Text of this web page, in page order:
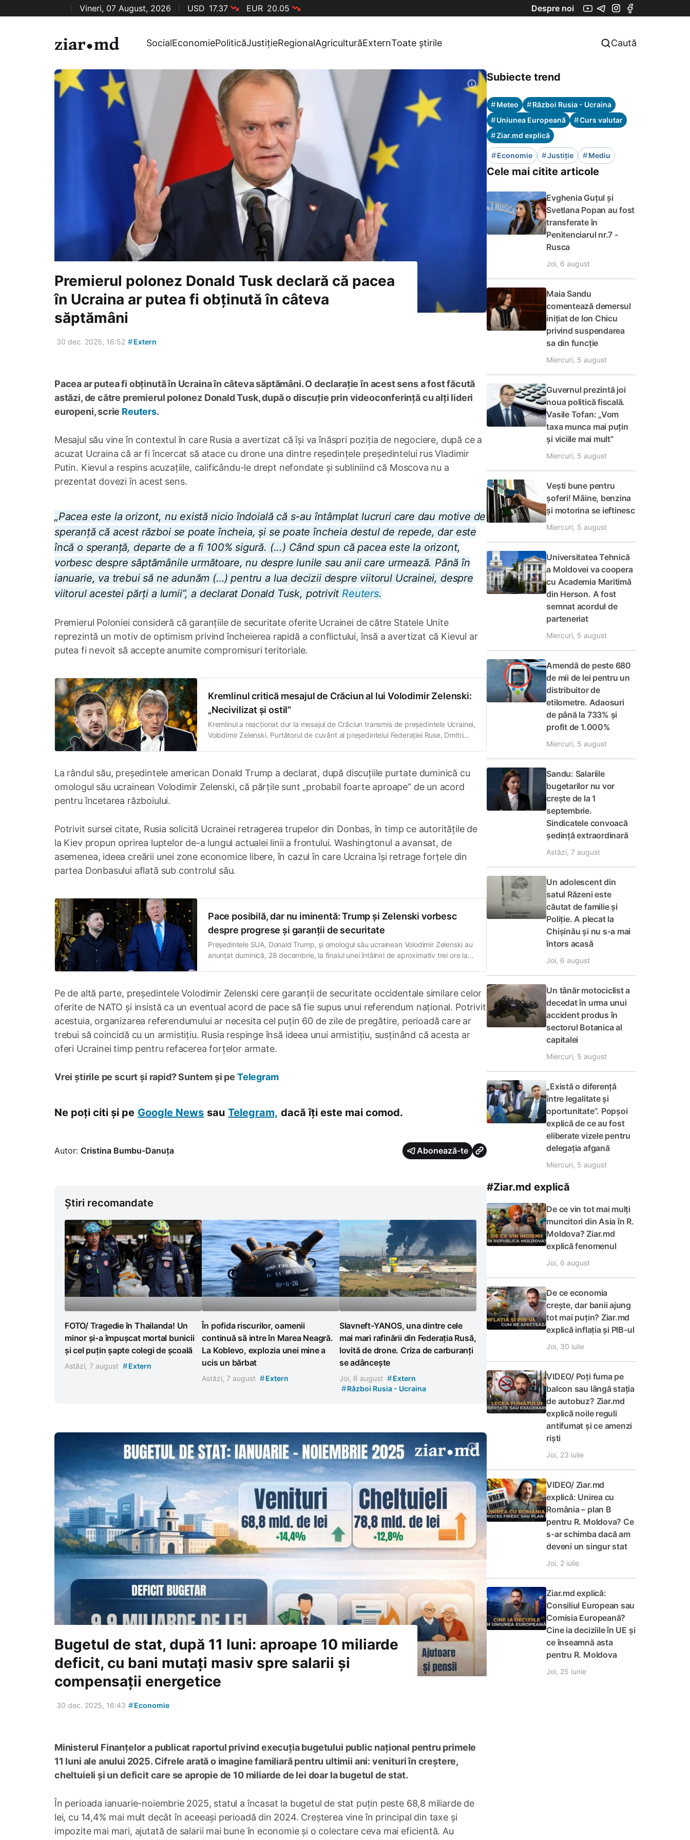
Vineri, 07 August, 2026 USD 17.37 EUR 20.05 Despre noi
SocialEconomiePoliticăJustițieRegionalAgriculturăExternToate știrile Caută
Premierul polonez Donald Tusk declară că pacea
în Ucraina ar putea fi obținută în câteva
săptămâni
30 dec. 2025, 16:52 #Extern
Pacea ar putea fi obținută în Ucraina în câteva săptămâni. O declarație în acest sens a fost făcută
astăzi, de către premierul polonez Donald Tusk, după o discuție prin videoconferință cu alți lideri
europeni, scrie Reuters.
Mesajul său vine în contextul în care Rusia a avertizat că își va înăspri poziția de negociere, după ce a
acuzat Ucraina că ar fi încercat să atace cu drone una dintre reședințele președintelui rus Vladimir
Putin. Kievul a respins acuzațiile, calificându-le drept nefondate și subliniind că Moscova nu a
prezentat dovezi în acest sens.
„Pacea este la orizont, nu există nicio îndoială că s-au întâmplat lucruri care dau motive de
speranță că acest război se poate încheia, și se poate încheia destul de repede, dar este
încă o speranță, departe de a fi 100% sigură. (...) Când spun că pacea este la orizont,
vorbesc despre săptămânile următoare, nu despre lunile sau anii care urmează. Până în
ianuarie, va trebui să ne adunăm (…) pentru a lua decizii despre viitorul Ucrainei, despre
viitorul acestei părți a lumii”, a declarat Donald Tusk, potrivit Reuters.
Premierul Poloniei consideră că garanțiile de securitate oferite Ucrainei de către Statele Unite
reprezintă un motiv de optimism privind încheierea rapidă a conflictului, însă a avertizat că Kievul ar
putea fi nevoit să accepte anumite compromisuri teritoriale.
Kremlinul critică mesajul de Crăciun al lui Volodimir Zelenski:
„Necivilizat și ostil”
Kremlinul a reacționat dur la mesajul de Crăciun transmis de președintele Ucrainei,
Volodimir Zelenski. Purtătorul de cuvânt al președintelui Federației Ruse, Dmitri
La rândul său, președintele american Donald Trump a declarat, după discuțiile purtate duminică cu
omologul său ucrainean Volodimir Zelenski, că părțile sunt „probabil foarte aproape” de un acord
pentru încetarea războiului.
Potrivit sursei citate, Rusia solicită Ucrainei retragerea trupelor din Donbas, în timp ce autoritățile de
la Kiev propun oprirea luptelor de-a lungul actualei linii a frontului. Washingtonul a avansat, de
asemenea, ideea creării unei zone economice libere, în cazul în care Ucraina își retrage forțele din
partea Donbasului aflată sub controlul său.
Pace posibilă, dar nu iminentă: Trump și Zelenski vorbesc
despre progrese și garanții de securitate
Președintele SUA, Donald Trump, și omologul său ucrainean Volodimir Zelenski au
anunțat duminică, 28 decembrie, la finalul unei întâlniri de aproximativ trei ore la
de un potențial acord
Pe de altă parte, președintele Volodimir Zelenski cere garanții de securitate occidentale similare celor
oferite de NATO și insistă ca un eventual acord de pace să fie supus unui referendum național. Potrivit
acestuia, organizarea referendumului ar necesita cel puțin 60 de zile de pregătire, perioadă care ar
trebui să coincidă cu un armistițiu. Rusia respinge însă ideea unui armistițiu, susținând că acesta ar
oferi Ucrainei timp pentru refacerea forțelor armate.
Vrei știrile pe scurt și rapid? Suntem și pe Telegram
Ne poți citi și pe Google News sau Telegram, dacă îți este mai comod.
Autor: Cristina Bumbu-Danuța Abonează-te
Știri recomandate
FOTO/ Tragedie în Thailanda! Un
minor și-a împușcat mortal bunicii
și cel puțin șapte colegi de școală
Astăzi, 7 august #Extern
În pofida riscurilor, oamenii
continuă să intre în Marea Neagră.
La Koblevo, explozia unei mine a
ucis un bărbat
Astăzi, 7 august #Extern
Slavneft-YANOS, una dintre cele
mai mari rafinării din Federația Rusă,
lovită de drone. Criza de carburanți
se adâncește
Joi, 6 august #Extern
#Război Rusia - Ucraina
Bugetul de stat, după 11 luni: aproape 10 miliarde
deficit, cu bani mutați masiv spre salarii și
compensații energetice
30 dec. 2025, 16:43 #Economie
Ministerul Finanțelor a publicat raportul privind execuția bugetului public național pentru primele
11 luni ale anului 2025. Cifrele arată o imagine familiară pentru ultimii ani: venituri în creștere,
cheltuieli și un deficit care se apropie de 10 miliarde de lei doar la bugetul de stat.
În perioada ianuarie-noiembrie 2025, statul a încasat la bugetul de stat puțin peste 68,8 miliarde de
lei, cu 14,4% mai mult decât în aceeași perioadă din 2024. Creșterea vine în principal din taxe și
impozite mai mari, ajutată de salarii mai bune în economie și o colectare ceva mai eficientă. Au
Subiecte trend
#Meteo #Război Rusia - Ucraina
#Uniunea Europeană #Curs valutar
#Ziar.md explică
#Economie #Justiție #Mediu
Cele mai citite articole
Evghenia Guțul și
Svetlana Popan au fost
transferate în
Penitenciarul nr.7 -
Rusca
Joi, 6 august
Maia Sandu
comentează demersul
inițiat de Ion Chicu
privind suspendarea
sa din funcție
Miercuri, 5 august
Guvernul prezintă joi
noua politică fiscală.
Vasile Tofan: „Vom
taxa munca mai puțin
și viciile mai mult”
Miercuri, 5 august
Vești bune pentru
șoferi! Mâine, benzina
și motorina se ieftinesc
Miercuri, 5 august
Universitatea Tehnică
a Moldovei va coopera
cu Academia Maritimă
din Herson. A fost
semnat acordul de
parteneriat
Miercuri, 5 august
Amendă de peste 680
de mii de lei pentru un
distribuitor de
etilometre. Adaosuri
de până la 733% și
profit de 1.000%
Miercuri, 5 august
Sandu: Salariile
bugetarilor nu vor
crește de la 1
septembrie.
Sindicatele convoacă
ședință extraordinară
Astăzi, 7 august
Un adolescent din
satul Răzeni este
căutat de familie și
Poliție. A plecat la
Chișinău și nu s-a mai
întors acasă
Joi, 6 august
Un tânăr motociclist a
decedat în urma unui
accident produs în
sectorul Botanica al
capitalei
Miercuri, 5 august
„Există o diferență
între legalitate și
oportunitate”. Popșoi
explică de ce au fost
eliberate vizele pentru
delegația afgană
Miercuri, 5 august
#Ziar.md explică
De ce vin tot mai mulți
muncitori din Asia în R.
Moldova? Ziar.md
explică fenomenul
Joi, 6 august
De ce economia
crește, dar banii ajung
tot mai puțin? Ziar.md
explică inflația și PIB-ul
Joi, 30 iulie
VIDEO/ Poți fuma pe
balcon sau lângă stația
de autobuz? Ziar.md
explică noile reguli
antifumat și ce amenzi
riști
Joi, 23 iulie
VIDEO/ Ziar.md
explică: Unirea cu
România – plan B
pentru R. Moldova? Ce
s-ar schimba dacă am
deveni un singur stat
Joi, 2 iulie
Ziar.md explică:
Consiliul European sau
Comisia Europeană?
Cine ia deciziile în UE și
ce înseamnă asta
pentru R. Moldova
Joi, 25 iunie